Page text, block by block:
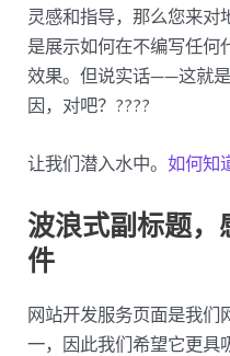
灵感和指导，那么您来对
是展示如何在不编写任何
效果。但说实话——这就
因，对吧？????
让我们潜入水中。如何知
波浪式副标题，
件
网站开发服务页面是我们
一，因此我们希望它更具